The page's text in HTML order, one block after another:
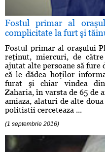
Fostul primar al
complicitate la furt şi
Fostul primar al oraşului
reţinut, miercuri, de
ajutat alte persoane să fure
că le dădea hoţilor
furat şi chiar vindea din
Zaharia, în varsta de 65 de
amiaza, alaturi de alte
politistii cerceteaza ...
(1 septembrie 2016)